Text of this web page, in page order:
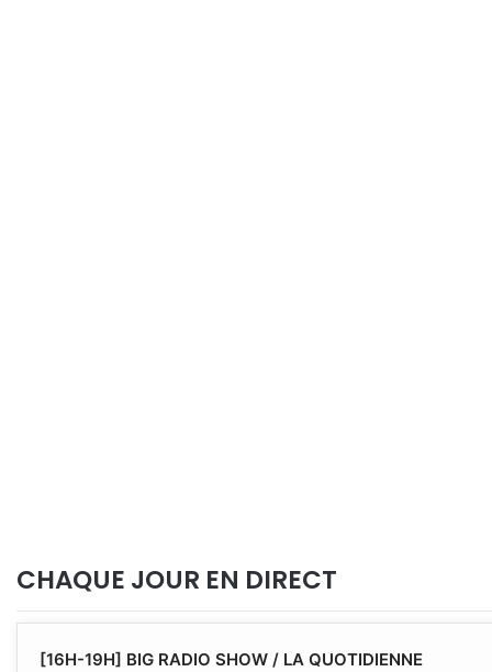
CHAQUE JOUR EN DIRECT
[16H-19H] BIG RADIO SHOW / LA QUOTIDIENNE